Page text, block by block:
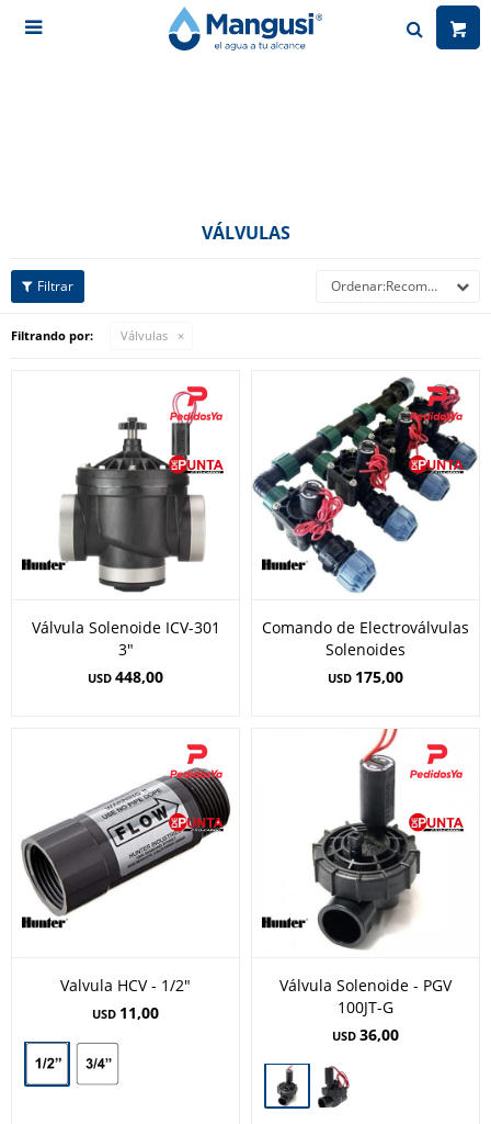

VÁLVULAS
Recomendados
Filtrando por: Válvulas
Válvula Solenoide ICV-301
3"
USD 448,00
Comando de Electroválvulas
Solenoides
USD 175,00
Valvula HCV - 1/2"
USD 11,00
Válvula Solenoide - PGV
100JT-G
USD 36,00